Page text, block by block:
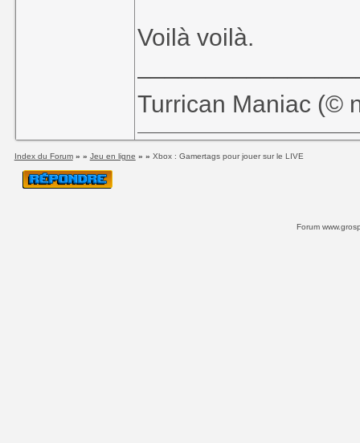
Voilà voilà.
Turrican Maniac (©️
Index du Forum» » Jeu en ligne » » Xbox : Gamertags pour jouer sur le LIVE
Forum